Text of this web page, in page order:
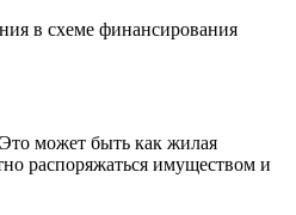
в схеме финансирования
может быть как жилая
распоряжаться имуществом и